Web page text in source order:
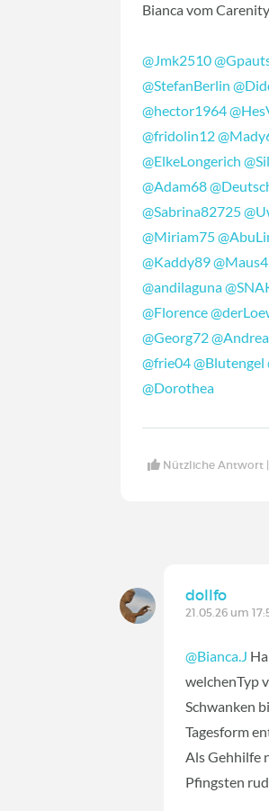
Bianca vom
@Jmk2510
@StefanBerlin
@hector1964
@fridolin12
@ElkeLongerich
@Adam68
@Sabrina82725
@Miriam75
@Kaddy89
@andilaguna
@Florence
@Georg72
@frie04@Blutengel
@Dorothea
Nützliche Antwort
dollfo
21.05.26 um
@Bianca.J
welchenTyp
Schwanken
Tagesform
Als Gehhilfe
Pfingsten